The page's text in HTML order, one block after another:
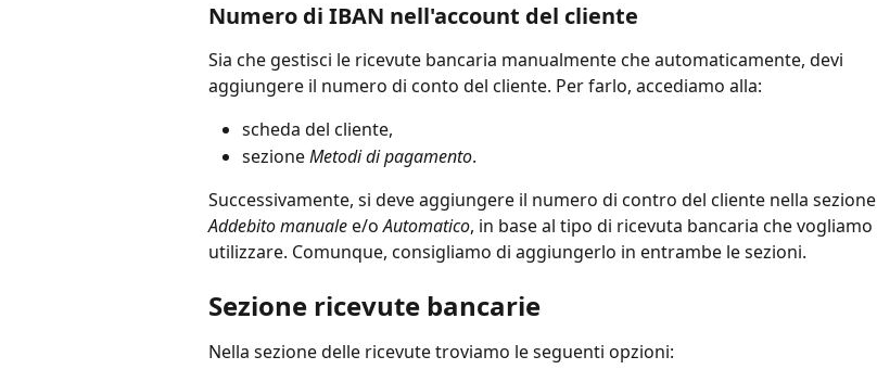
Numero di IBAN nell'account del cliente
Sia che gestisci le ricevute bancaria manualmente che automaticamente, devi
aggiungere il numero di conto del cliente. Per farlo, accediamo alla:
scheda del cliente,
sezione Metodi di pagamento.
Successivamente, si deve aggiungere il numero di contro del cliente nella sezione
Addebito manuale e/o Automatico, in base al tipo di ricevuta bancaria che vogliamo
utilizzare. Comunque, consigliamo di aggiungerlo in entrambe le sezioni.
Sezione ricevute bancarie
Nella sezione delle ricevute troviamo le seguenti opzioni: